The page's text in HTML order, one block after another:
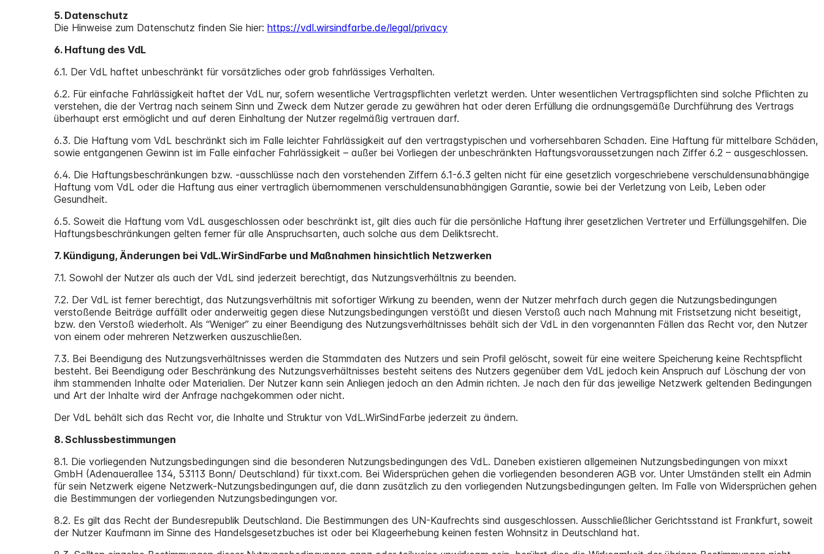
5. Datenschutz
Die Hinweise zum Datenschutz finden Sie hier: https://vdl.wirsindfarbe.de/legal/privacy
6. Haftung des VdL
6.1. Der VdL haftet unbeschränkt für vorsätzliches oder grob fahrlässiges Verhalten.
6.2. Für einfache Fahrlässigkeit haftet der VdL nur, sofern wesentliche Vertragspflichten verletzt werden. Unter wesentlichen Vertragspflichten sind solche Pflichten zu
verstehen, die der Vertrag nach seinem Sinn und Zweck dem Nutzer gerade zu gewähren hat oder deren Erfüllung die ordnungsgemäße Durchführung des Vertrags
überhaupt erst ermöglicht und auf deren Einhaltung der Nutzer regelmäßig vertrauen darf.
6.3. Die Haftung vom VdL beschränkt sich im Falle leichter Fahrlässigkeit auf den vertragstypischen und vorhersehbaren Schaden. Eine Haftung für mittelbare Schäden,
sowie entgangenen Gewinn ist im Falle einfacher Fahrlässigkeit – außer bei Vorliegen der unbeschränkten Haftungsvoraussetzungen nach Ziffer 6.2 – ausgeschlossen.
6.4. Die Haftungsbeschränkungen bzw. -ausschlüsse nach den vorstehenden Ziffern 6.1-6.3 gelten nicht für eine gesetzlich vorgeschriebene verschuldensunabhängige
Haftung vom VdL oder die Haftung aus einer vertraglich übernommenen verschuldensunabhängigen Garantie, sowie bei der Verletzung von Leib, Leben oder
Gesundheit.
6.5. Soweit die Haftung vom VdL ausgeschlossen oder beschränkt ist, gilt dies auch für die persönliche Haftung ihrer gesetzlichen Vertreter und Erfüllungsgehilfen. Die
Haftungsbeschränkungen gelten ferner für alle Anspruchsarten, auch solche aus dem Deliktsrecht.
7. Kündigung, Änderungen bei VdL.WirSindFarbe und Maßnahmen hinsichtlich Netzwerken
7.1. Sowohl der Nutzer als auch der VdL sind jederzeit berechtigt, das Nutzungsverhältnis zu beenden.
7.2. Der VdL ist ferner berechtigt, das Nutzungsverhältnis mit sofortiger Wirkung zu beenden, wenn der Nutzer mehrfach durch gegen die Nutzungsbedingungen
verstoßende Beiträge auffällt oder anderweitig gegen diese Nutzungsbedingungen verstößt und diesen Verstoß auch nach Mahnung mit Fristsetzung nicht beseitigt,
bzw. den Verstoß wiederholt. Als “Weniger” zu einer Beendigung des Nutzungsverhältnisses behält sich der VdL in den vorgenannten Fällen das Recht vor, den Nutzer
von einem oder mehreren Netzwerken auszuschließen.
7.3. Bei Beendigung des Nutzungsverhältnisses werden die Stammdaten des Nutzers und sein Profil gelöscht, soweit für eine weitere Speicherung keine Rechtspflicht
besteht. Bei Beendigung oder Beschränkung des Nutzungsverhältnisses besteht seitens des Nutzers gegenüber dem VdL jedoch kein Anspruch auf Löschung der von
ihm stammenden Inhalte oder Materialien. Der Nutzer kann sein Anliegen jedoch an den Admin richten. Je nach den für das jeweilige Netzwerk geltenden Bedingungen
und Art der Inhalte wird der Anfrage nachgekommen oder nicht.
Der VdL behält sich das Recht vor, die Inhalte und Struktur von VdL.WirSindFarbe jederzeit zu ändern.
8. Schlussbestimmungen
8.1. Die vorliegenden Nutzungsbedingungen sind die besonderen Nutzungsbedingungen des VdL. Daneben existieren allgemeinen Nutzungsbedingungen von mixxt
GmbH (Adenauerallee 134, 53113 Bonn/ Deutschland) für tixxt.com. Bei Widersprüchen gehen die vorliegenden besonderen AGB vor. Unter Umständen stellt ein Admin
für sein Netzwerk eigene Netzwerk-Nutzungsbedingungen auf, die dann zusätzlich zu den vorliegenden Nutzungsbedingungen gelten. Im Falle von Widersprüchen gehen
die Bestimmungen der vorliegenden Nutzungsbedingungen vor.
8.2. Es gilt das Recht der Bundesrepublik Deutschland. Die Bestimmungen des UN-Kaufrechts sind ausgeschlossen. Ausschließlicher Gerichtsstand ist Frankfurt, soweit
der Nutzer Kaufmann im Sinne des Handelsgesetzbuches ist oder bei Klageerhebung keinen festen Wohnsitz in Deutschland hat.